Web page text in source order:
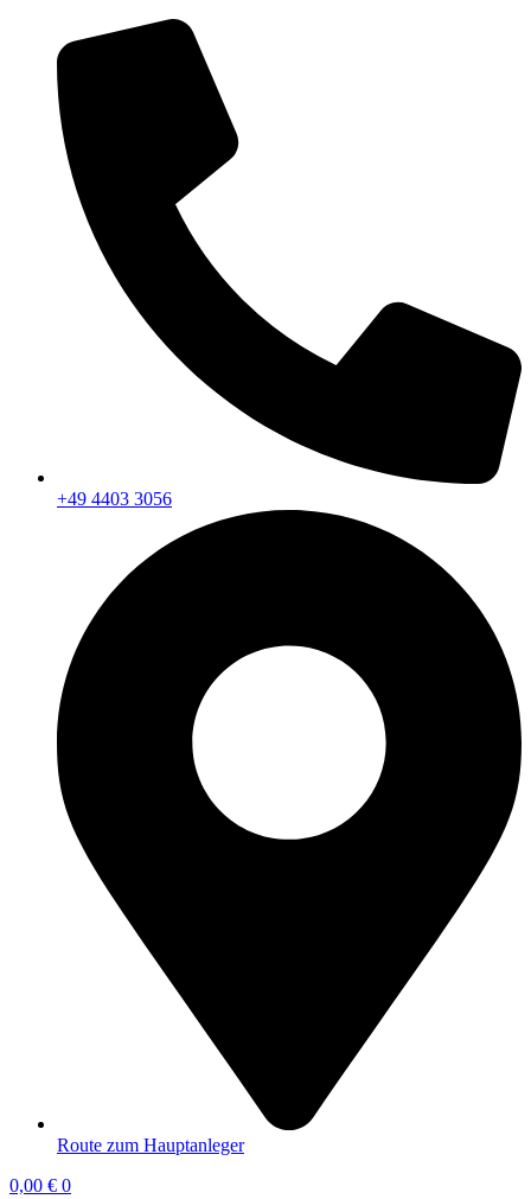
+49 4403 3056
Route zum Hauptanleger
0,00 € 0